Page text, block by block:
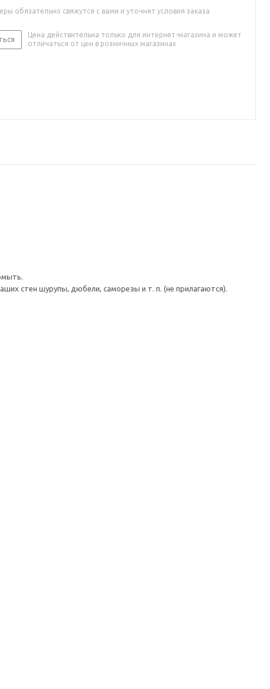
обязательно свяжутся с вами и уточнят условия заказа
Цена действительна только для интернет-магазина и может
отличаться от цен в розничных магазинах
стен шурупы, дюбели, саморезы и т. п. (не прилагаются).